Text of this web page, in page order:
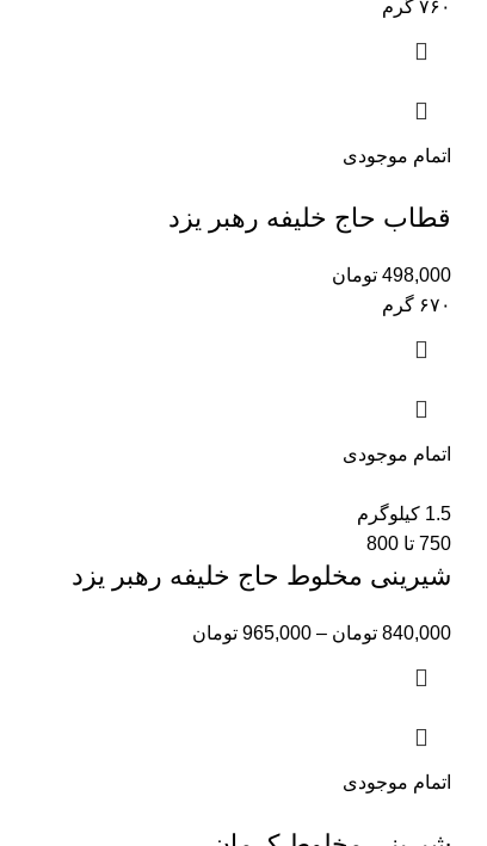
۷۶۰ گرم
اتمام موجودی
قطاب حاج خلیفه رهبر یزد
498,000 تومان
۶۷۰ گرم
اتمام موجودی
1.5 کیلوگرم
750 تا 800
شیرینی مخلوط حاج خلیفه رهبر یزد
840,000 تومان –
965,000 تومان
اتمام موجودی